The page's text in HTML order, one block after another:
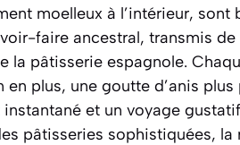
moelleux à l’intérieur, sont
faire ancestral, transmis
la pâtisserie espagnole.
plus, une goutte d’anis
et un voyage
pâtisseries sophistiquées,